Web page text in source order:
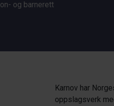
Karnov har
oppslagsverk